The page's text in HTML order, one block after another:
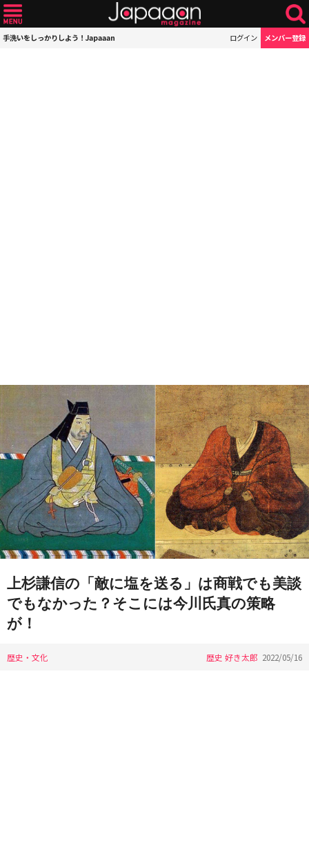
手洗いをしっかりしよう！Japaaan ログイン メンバー登録
上杉謙信の「敵に塩を送る」は商戦でも美談
でもなかった？そこには今川氏真の策略
が！
歴史・文化 歴史 好き太郎 2022/05/16